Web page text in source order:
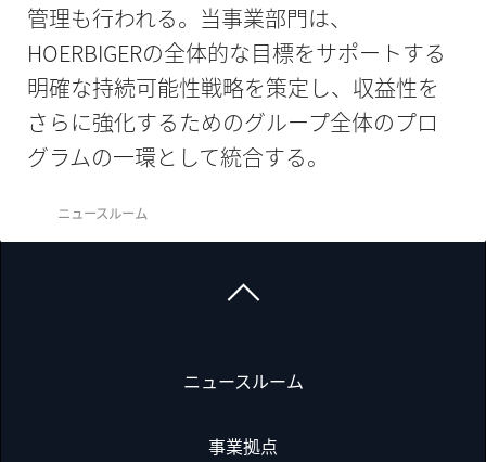
管理も行われる。当事業部門は、
HOERBIGERの全体的な目標をサポートする
明確な持続可能性戦略を策定し、収益性を
さらに強化するためのグループ全体のプロ
グラムの一環として統合する。
ニュースルーム
ニュースルーム
事業拠点